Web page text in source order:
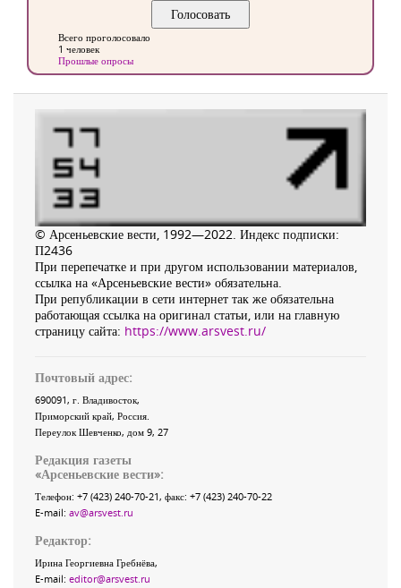
Всего проголосовало
1 человек
Прошлые опросы
© Арсеньевские вести, 1992—2022. Индекс подписки:
П2436
При перепечатке и при другом использовании материалов,
ссылка на «Арсеньевские вести» обязательна.
При републикации в сети интернет так же обязательна
работающая ссылка на оригинал статьи, или на главную
страницу сайта: https://www.arsvest.ru/
Почтовый адрес:
690091, г. Владивосток,
Приморский край, Россия
Переулок Шевченко, дом 9, 27
Редакция газеты
«Арсеньевские вести»:
Телефон: +7 (423) 240-70-21, факс: +7 (423) 240-70-22
E-mail: av@arsvest.ru
Редактор:
Ирина Георгиевна Гребнёва,
E-mail: editor@arsvest.ru